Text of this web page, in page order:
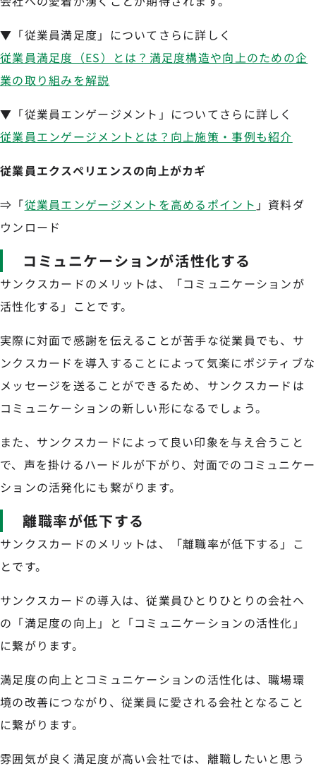
▼「従業員満足度」についてさらに詳しく
従業員満足度（ES）とは？満足度構造や向上のための企
業の取り組みを解説
▼「従業員エンゲージメント」についてさらに詳しく
従業員エンゲージメントとは？向上施策・事例も紹介
従業員エクスペリエンスの向上がカギ
⇒「従業員エンゲージメントを高めるポイント 」資料ダ
ウンロード
コミュニケーションが活性化する
サンクスカードのメリットは、「コミュニケーションが
活性化する」ことです。
実際に対面で感謝を伝えることが苦手な従業員でも、サ
ンクスカードを導入することによって気楽にポジティブな
メッセージを送ることができるため、サンクスカードは
コミュニケーションの新しい形になるでしょう。
また、サンクスカードによって良い印象を与え合うこと
で、声を掛けるハードルが下がり、対面でのコミュニケー
ションの活発化にも繋がります。
離職率が低下する
サンクスカードのメリットは、「離職率が低下する」こ
とです。
サンクスカードの導入は、従業員ひとりひとりの会社へ
の「満足度の向上」と「コミュニケーションの活性化」
に繋がります。
満足度の向上とコミュニケーションの活性化は、職場環
境の改善につながり、従業員に愛される会社となること
に繋がります。
雰囲気が良く満足度が高い会社では、離職したいと思う